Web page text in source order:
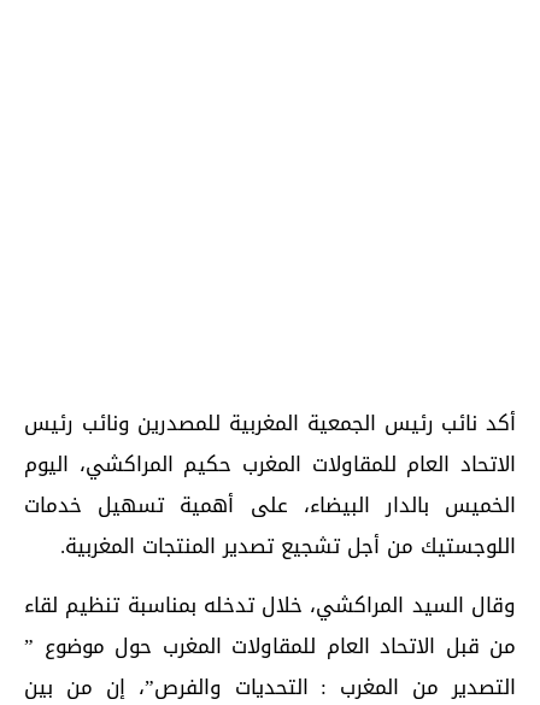
أكد نائب رئيس الجمعية المغربية للمصدرين ونائب رئيس
الاتحاد العام للمقاولات المغرب حكيم المراكشي، اليوم
الخميس بالدار البيضاء، على أهمية تسهيل خدمات
اللوجستيك من أجل تشجيع تصدير المنتجات المغربية.
وقال السيد المراكشي، خلال تدخله بمناسبة تنظيم لقاء
من قبل الاتحاد العام للمقاولات المغرب حول موضوع ”
التصدير من المغرب : التحديات والفرص”، إن من بين